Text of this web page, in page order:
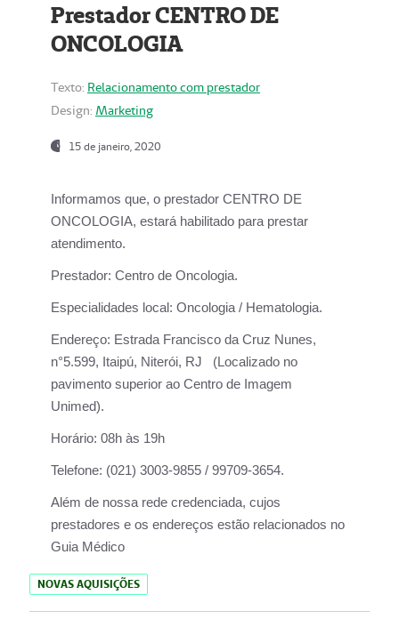
Prestador CENTRO DE
ONCOLOGIA
Texto: Relacionamento com prestador
Design: Marketing
15 de janeiro, 2020
Informamos que, o prestador CENTRO DE
ONCOLOGIA, estará habilitado para prestar
atendimento.
Prestador: Centro de Oncologia.
Especialidades local: Oncologia / Hematologia.
Endereço: Estrada Francisco da Cruz Nunes,
n°5.599, Itaipú, Niterói, RJ (Localizado no
pavimento superior ao Centro de Imagem
Unimed).
Horário: 08h às 19h
Telefone: (021) 3003-9855 / 99709-3654.
Além de nossa rede credenciada, cujos
prestadores e os endereços estão relacionados no
Guia Médico
NOVAS AQUISIÇÕES